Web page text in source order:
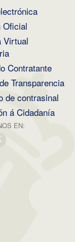
Oficial
Virtual
Contratante
Transparencia
de contrasinal
á Cidadanía
EN: